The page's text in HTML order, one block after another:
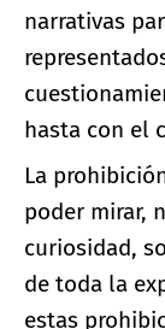
narrativas
hasta con el
La
poder mirar,
curiosidad,
de toda la
estas